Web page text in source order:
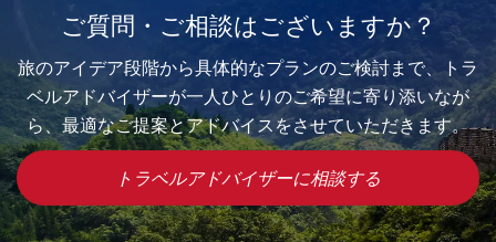
ご質問・ご相談はございますか？
旅のアイデア段階から具体的なプランのご検討まで、トラ
ベルアドバイザーが一人ひとりのご希望に寄り添いなが
ら、最適なご提案とアドバイスをさせていただきます。
トラベルアドバイザーに相談する